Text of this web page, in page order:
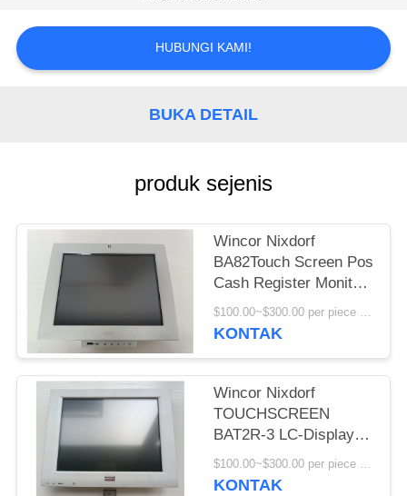
SITEMAP
HUBUNGI KAMI!
BUKA DETAIL
produk sejenis
Wincor Nixdorf
BA82Touch Screen Pos
Cash Register Monitor
Tampilan dengan
kualitas tinggi
$100.00~$300.00 per piece MOQ:1
KONTAK
Wincor Nixdorf
TOUCHSCREEN
BAT2R-3 LC-Display
Bagian ATM
$100.00~$300.00 per piece MOQ:1
KONTAK